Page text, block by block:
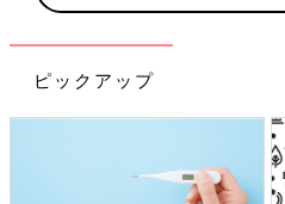
ピックアップ